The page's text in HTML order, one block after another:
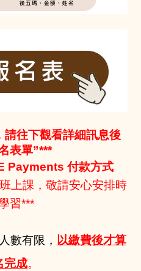
請往下觀看詳細訊息後
表單”***
Payments 付款方式
上課，敬請安心安排時
習***
數有限， 以繳費後才算
完成。